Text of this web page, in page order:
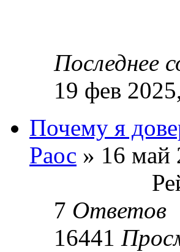
Последнее
19 фев
Почему я
Раос » 16 май
7 Ответов
16441